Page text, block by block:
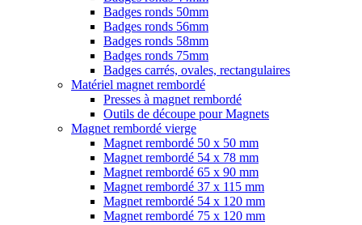
Badges ronds 50mm
Badges ronds 56mm
Badges ronds 58mm
Badges ronds 75mm
Badges carrés, ovales, rectangulaires
Matériel magnet rembordé
Presses à magnet rembordé
Outils de découpe pour Magnets
Magnet rembordé vierge
Magnet rembordé 50 x 50 mm
Magnet rembordé 54 x 78 mm
Magnet rembordé 65 x 90 mm
Magnet rembordé 37 x 115 mm
Magnet rembordé 54 x 120 mm
Magnet rembordé 75 x 120 mm